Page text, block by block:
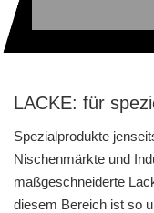
LACKE: für
Spezialprodukte
Nischenmärkte und
maßgeschneiderte
diesem Bereich ist so